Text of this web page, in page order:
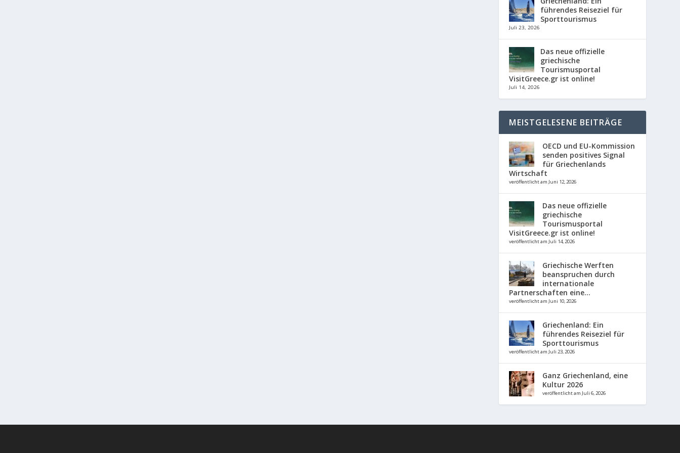
führendes Reiseziel für
Sporttourismus
Juli 23, 2026
Das neue offizielle
griechische
Tourismusportal
VisitGreece.gr ist online!
Juli 14, 2026
MEISTGELESENE BEITRÄGE
OECD und EU-Kommission
senden positives Signal
für Griechenlands
Wirtschaft
veröffentlicht am Juni 12, 2026
Das neue offizielle
griechische
Tourismusportal
VisitGreece.gr ist online!
veröffentlicht am Juli 14, 2026
Griechische Werften
beanspruchen durch
internationale
Partnerschaften eine...
veröffentlicht am Juni 10, 2026
Griechenland: Ein
führendes Reiseziel für
Sporttourismus
veröffentlicht am Juli 23, 2026
Ganz Griechenland, eine
Kultur 2026
veröffentlicht am Juli 6, 2026